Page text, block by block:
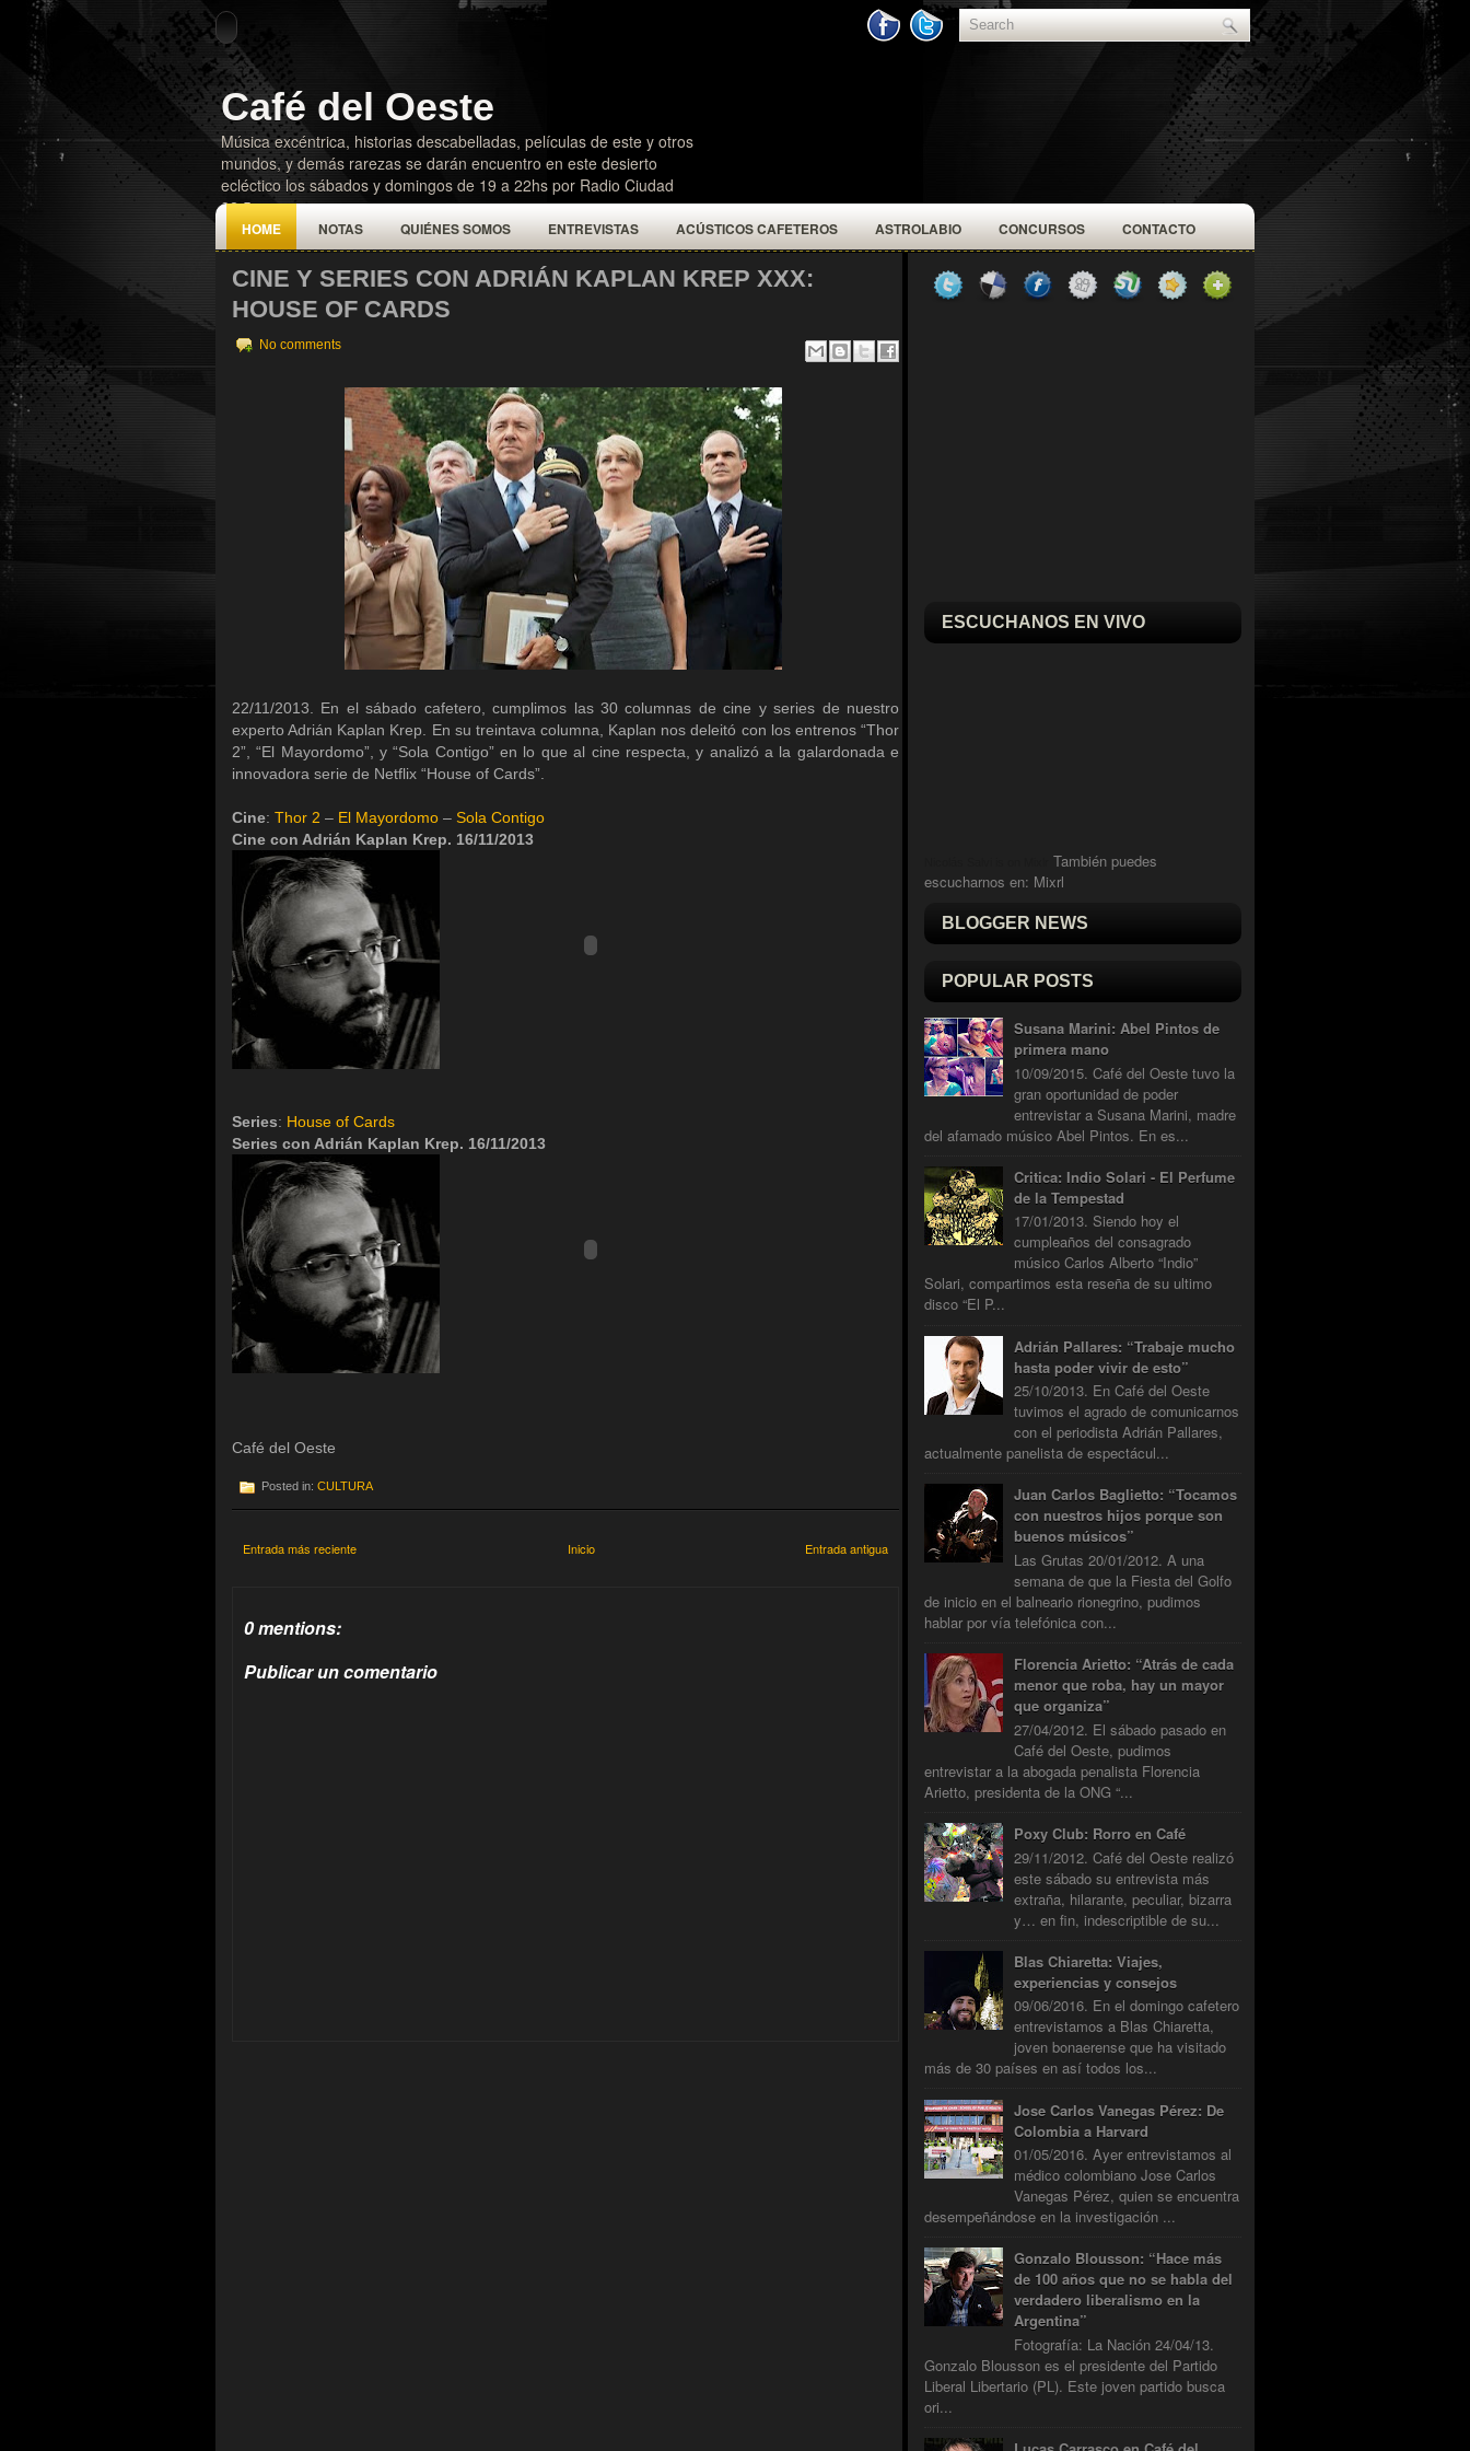
Café del Oeste
Música excéntrica, historias descabelladas, películas de este y otros
mundos, y demás rarezas se darán encuentro en este desierto
ecléctico los sábados y domingos de 19 a 22hs por Radio Ciudad
92.5
HOME NOTAS QUIÉNES SOMOS ENTREVISTAS ACÚSTICOS CAFETEROS ASTROLABIO CONCURSOS CONTACTO
CINE Y SERIES CON ADRIÁN KAPLAN KREP XXX:
HOUSE OF CARDS
No comments
22/11/2013. En el sábado cafetero, cumplimos las 30 columnas de cine y series de nuestro
experto Adrián Kaplan Krep. En su treintava columna, Kaplan nos deleitó con los entrenos “Thor
2”, “El Mayordomo”, y “Sola Contigo” en lo que al cine respecta, y analizó a la galardonada e
innovadora serie de Netflix “House of Cards”.
Cine: Thor 2 – El Mayordomo – Sola Contigo
Cine con Adrián Kaplan Krep. 16/11/2013
Series: House of Cards
Series con Adrián Kaplan Krep. 16/11/2013
Café del Oeste
Posted in: CULTURA
Entrada más reciente Entrada antigua
Inicio
0 mentions:
Publicar un comentario
ESCUCHANOS EN VIVO
También puedes
escucharnos en: Mixrl
BLOGGER NEWS
POPULAR POSTS
Susana Marini: Abel Pintos de
primera mano
10/09/2015. Café del Oeste tuvo la
gran oportunidad de poder
entrevistar a Susana Marini, madre
del afamado músico Abel Pintos. En es...
Critica: Indio Solari - El Perfume
de la Tempestad
17/01/2013. Siendo hoy el
cumpleaños del consagrado
músico Carlos Alberto “Indio”
Solari, compartimos esta reseña de su ultimo
disco “El P...
Adrián Pallares: “Trabaje mucho
hasta poder vivir de esto”
25/10/2013. En Café del Oeste
tuvimos el agrado de comunicarnos
con el periodista Adrián Pallares,
actualmente panelista de espectácul...
Juan Carlos Baglietto: “Tocamos
con nuestros hijos porque son
buenos músicos”
Las Grutas 20/01/2012. A una
semana de que la Fiesta del Golfo
de inicio en el balneario rionegrino, pudimos
hablar por vía telefónica con...
Florencia Arietto: “Atrás de cada
menor que roba, hay un mayor
que organiza”
27/04/2012. El sábado pasado en
Café del Oeste, pudimos
entrevistar a la abogada penalista Florencia
Arietto, presidenta de la ONG “...
Poxy Club: Rorro en Café
29/11/2012. Café del Oeste realizó
este sábado su entrevista más
extraña, hilarante, peculiar, bizarra
y… en fin, indescriptible de su...
Blas Chiaretta: Viajes,
experiencias y consejos
09/06/2016. En el domingo cafetero
entrevistamos a Blas Chiaretta,
joven bonaerense que ha visitado
más de 30 países en así todos los...
Jose Carlos Vanegas Pérez: De
Colombia a Harvard
01/05/2016. Ayer entrevistamos al
médico colombiano Jose Carlos
Vanegas Pérez, quien se encuentra
desempeñándose en la investigación ...
Gonzalo Blousson: “Hace más
de 100 años que no se habla del
verdadero liberalismo en la
Argentina”
Fotografía: La Nación 24/04/13.
Gonzalo Blousson es el presidente del Partido
Liberal Libertario (PL). Este joven partido busca
ori...